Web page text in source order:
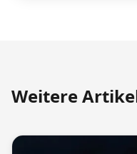
Weitere